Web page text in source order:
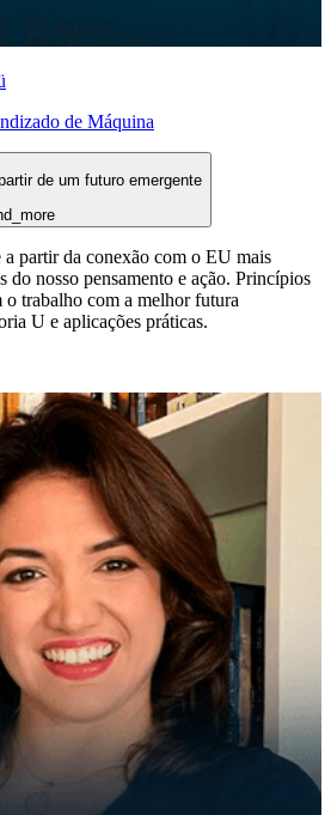
de Máquina
de um futuro emergente
partir da conexão com o EU mais
do nosso pensamento e ação. Princípios
o trabalho com a melhor futura
U e aplicações práticas.